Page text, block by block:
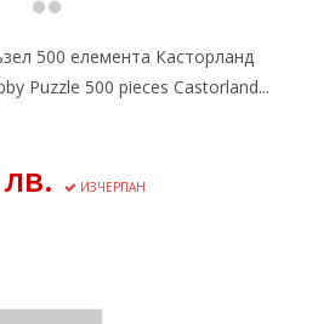
500 елемента Касторланд
Puzzle 500 pieces Castorland...
ИЗЧЕРПАН